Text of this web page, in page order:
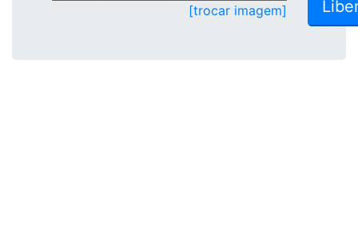
[trocar imagem]